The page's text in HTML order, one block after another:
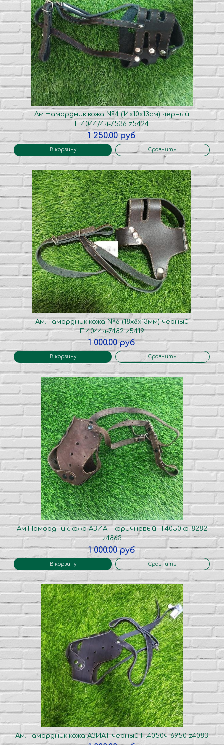
Ам.Намордник.кожа №4 (14х10х13см) черный
П.4044/4ч-7536 z5424
1 250.00 руб
В корзину Сравнить
Ам.Намордник.кожа №6 (18х8х13мм) черный
П.4044ч-7482 z5419
1 000.00 руб
В корзину Сравнить
Ам.Намордник.кожа АЗИАТ коричневый П.4050ко-8282
z4863
1 000.00 руб
В корзину Сравнить
Ам.Намордник.кожа АЗИАТ черный П.4050ч-6950 z4083